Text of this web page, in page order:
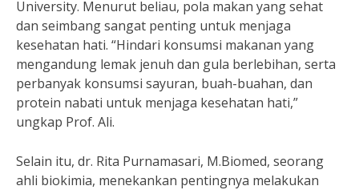
University. Menurut beliau, pola makan yang sehat
dan seimbang sangat penting untuk menjaga
kesehatan hati. “Hindari konsumsi makanan yang
mengandung lemak jenuh dan gula berlebihan, serta
perbanyak konsumsi sayuran, buah-buahan, dan
protein nabati untuk menjaga kesehatan hati,”
ungkap Prof. Ali.
Selain itu, dr. Rita Purnamasari, M.Biomed, seorang
ahli biokimia, menekankan pentingnya melakukan